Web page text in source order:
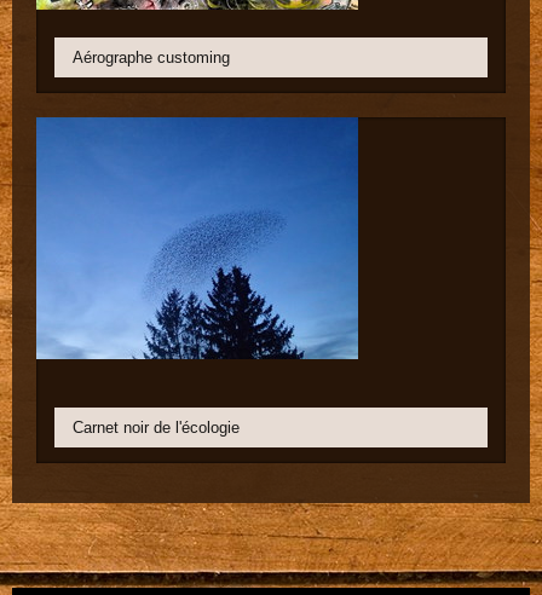
Aérographe customing
Carnet noir de l'écologie